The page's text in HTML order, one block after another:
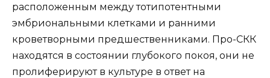
расположенным между тотипотентными
эмбриональными клетками и ранними
кроветворными предшественниками. Про-СКК
находятся в состоянии глубокого покоя, они не
пролиферируют в культуре в ответ на